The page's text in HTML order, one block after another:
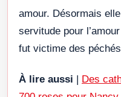
amour. Désormais
servitude pour
fut victime des
À lire aussi | Des